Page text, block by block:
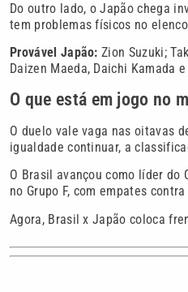
Do outro lado, o Japão chega
tem problemas físicos no
Provável Japão: Zion Suzuki;
Daizen Maeda, Daichi Kamada
O que está em jogo no
O duelo vale vaga nas oitavas
igualdade continuar, a
O Brasil avançou como líder do
no Grupo F, com empates
Agora, Brasil x Japão coloca